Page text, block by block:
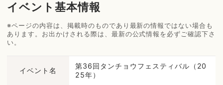
イベント基本情報
※ページの内容は、掲載時のものであり最新の情報ではない場合も
あります。お出かけされる際は、最新の公式情報を必ずご確認下さ
い。
イベント名
第36回タンチョウフェスティバル（20
25年）